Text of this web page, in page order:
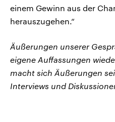
einem Gewinn aus der
herauszugehen.“
Äußerungen unserer
eigene Auffassungen
macht sich Äußerungen
Interviews und